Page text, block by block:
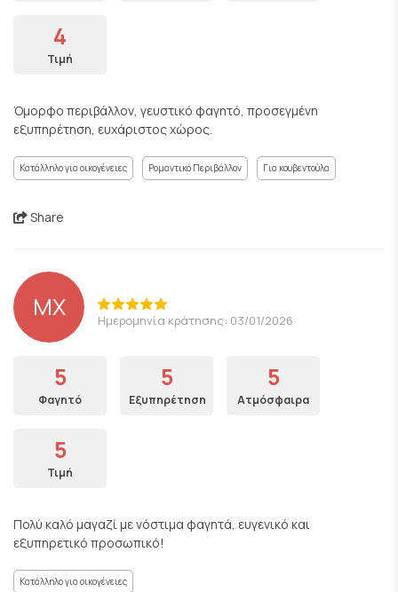
4
Τιμή
Όμορφο περιβάλλον, γευστικό φαγητό, προσεγμένη
εξυπηρέτηση, ευχάριστος χώρος.
Κατάλληλο για οικογένειες Ρομαντικό Περιβάλλον Για κουβεντούλα
Share
ΜΧ Ημερομηνία κράτησης: 03/01/2026
5
Φαγητό
5
Εξυπηρέτηση
5
Ατμόσφαιρα
5
Τιμή
Πολύ καλό μαγαζί με νόστιμα φαγητά, ευγενικό και
εξυπηρετικό προσωπικό!
Κατάλληλο για οικογένειες